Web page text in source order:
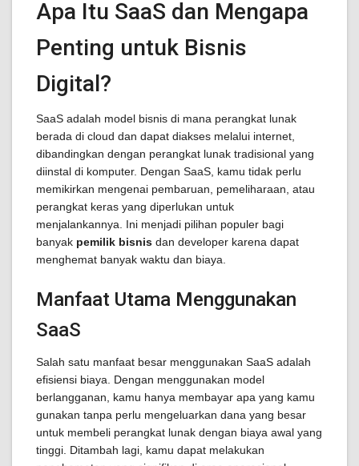
Apa Itu SaaS dan Mengapa
Penting untuk Bisnis
Digital?
SaaS adalah model bisnis di mana perangkat lunak
berada di cloud dan dapat diakses melalui internet,
dibandingkan dengan perangkat lunak tradisional yang
diinstal di komputer. Dengan SaaS, kamu tidak perlu
memikirkan mengenai pembaruan, pemeliharaan, atau
perangkat keras yang diperlukan untuk
menjalankannya. Ini menjadi pilihan populer bagi
banyak pemilik bisnis dan developer karena dapat
menghemat banyak waktu dan biaya.
Manfaat Utama Menggunakan
SaaS
Salah satu manfaat besar menggunakan SaaS adalah
efisiensi biaya. Dengan menggunakan model
berlangganan, kamu hanya membayar apa yang kamu
gunakan tanpa perlu mengeluarkan dana yang besar
untuk membeli perangkat lunak dengan biaya awal yang
tinggi. Ditambah lagi, kamu dapat melakukan